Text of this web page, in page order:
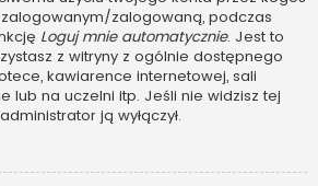
zalogowaną, podczas
Loguj mnie automatycznie. Jest to
z witryny z ogólnie dostępnego
kawiarence internetowej, sali
lub na uczelni itp. Jeśli nie widzisz tej
ją wyłączył.